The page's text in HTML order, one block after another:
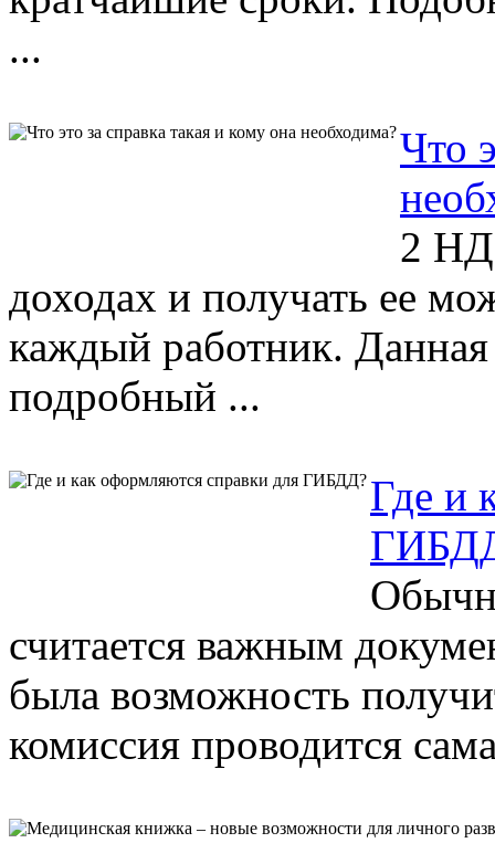
...
Что
2
доходах и получать ее
каждый работник. Данная
подробный ...
Где и
считается важным
была возможность
комиссия проводится